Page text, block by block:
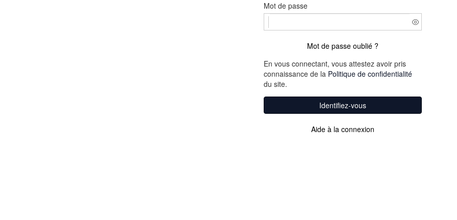
Mot de passe
Mot de passe oublié ?
En vous connectant, vous attestez avoir pris
connaissance de la Politique de confidentialité
du site.
Identifiez-vous
Aide à la connexion